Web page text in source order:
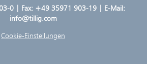
0| Fax: +49 35971 903-19 | E-Mail:
info@tillig.com
Cookie-Einstellungen